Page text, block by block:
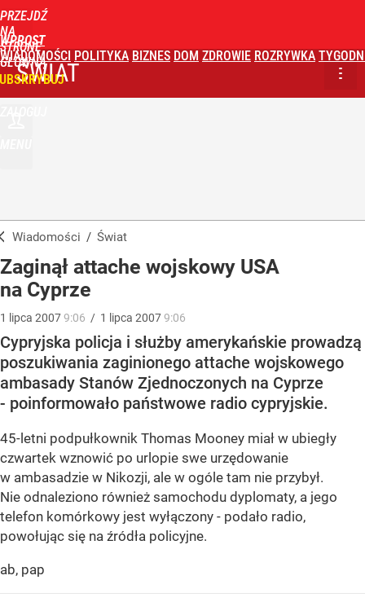
PRZEJDŹ
NA
STRONĘ
GŁÓWNĄ
WPROST
WIADOMOŚCI POLITYKA BIZNES DOM ZDROWIE ROZRYWKA
ŚWIAT
Wiadomości / Świat
Zaginął attache wojskowy USA
na Cyprze
1 lipca 20079:06 / 1 lipca 20079:06
Cypryjska policja i służby amerykańskie prowadzą
poszukiwania zaginionego attache wojskowego
ambasady Stanów Zjednoczonych na Cyprze
- poinformowało państwowe radio cypryjskie.
45-letni podpułkownik Thomas Mooney miał w ubiegły
czwartek wznowić po urlopie swe urzędowanie
w ambasadzie w Nikozji, ale w ogóle tam nie przybył.
Nie odnaleziono również samochodu dyplomaty, a jego
telefon komórkowy jest wyłączony - podało radio,
powołując się na źródła policyjne.
ab, pap